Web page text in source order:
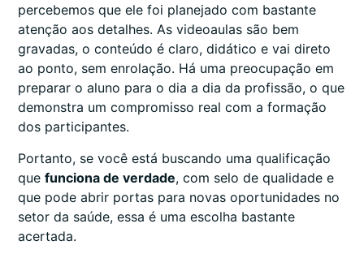
percebemos que ele foi planejado com bastante
atenção aos detalhes. As videoaulas são bem
gravadas, o conteúdo é claro, didático e vai direto
ao ponto, sem enrolação. Há uma preocupação em
preparar o aluno para o dia a dia da profissão, o que
demonstra um compromisso real com a formação
dos participantes.
Portanto, se você está buscando uma qualificação
que funciona de verdade, com selo de qualidade e
que pode abrir portas para novas oportunidades no
setor da saúde, essa é uma escolha bastante
acertada.